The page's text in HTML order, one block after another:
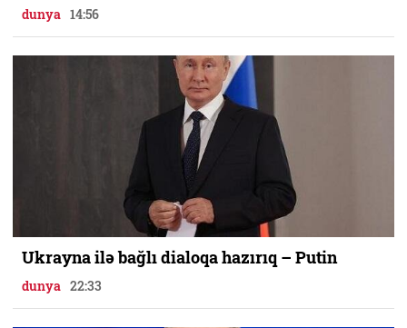
dunya 14:56
Ukrayna ilə bağlı dialoqa hazırıq – Putin
dunya 22:33